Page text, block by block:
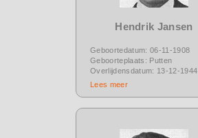
Hendrik Jansen
Geboortedatum: 06-11-1908
Geboorteplaats: Putten
Overlijdensdatum: 13-12-1944
Lees meer